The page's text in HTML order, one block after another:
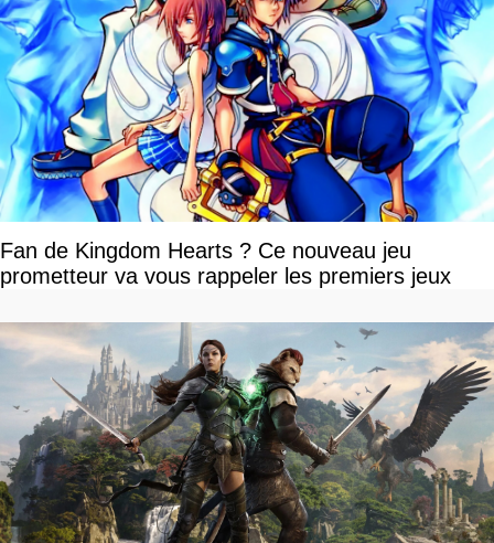
Fan de Kingdom Hearts ? Ce nouveau jeu
prometteur va vous rappeler les premiers jeux